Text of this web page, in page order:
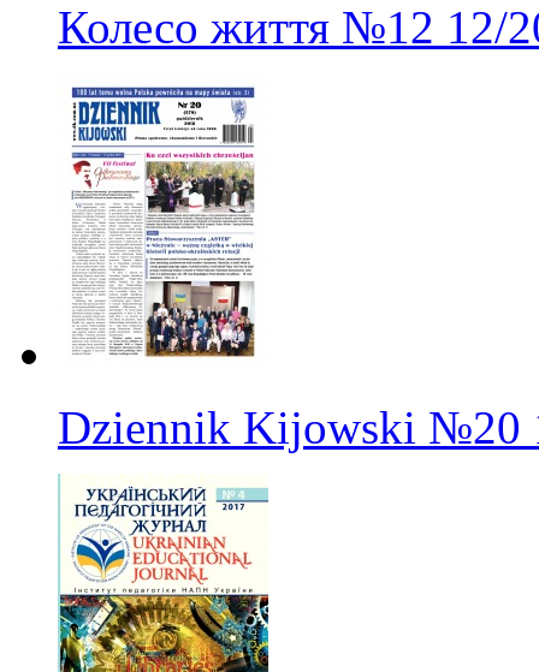
Колесо життя №12 12/
Dziennik Kijowski №20